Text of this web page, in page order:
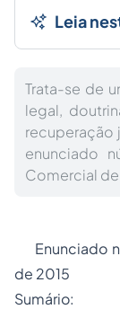
Leia
Trata-se de
legal,
recuperação
enunciado
Comercial de
Enunciado
de 2015
Sumário: